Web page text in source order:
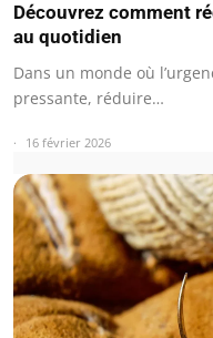
Découvrez comment
au quotidien
Dans un monde où
pressante, réduire…
16 février 2026